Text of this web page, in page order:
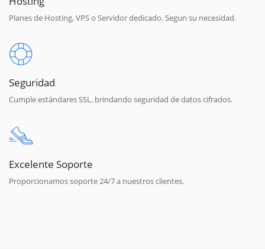
Planes de Hosting, VPS o Servidor dedicado. Segun su necesidad.
Seguridad
Cumple estándares SSL, brindando seguridad de datos cifrados.
Excelente Soporte
Proporcionamos soporte 24/7 a nuestros clientes.